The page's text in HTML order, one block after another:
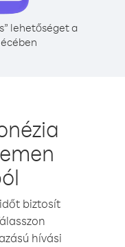
lehetőséget a
biztosít
hívási